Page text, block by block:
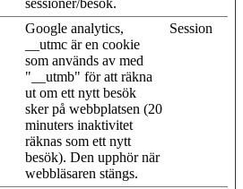
Google analytics,
__utmc är en cookie
som används av med
"__utmb" för att räkna
ut om ett nytt besök
sker på webbplatsen (20
minuters inaktivitet
räknas som ett nytt
besök). Den upphör när
webbläsaren stängs.
Session